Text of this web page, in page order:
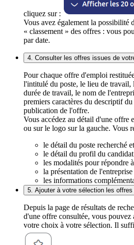
cliquez sur :
Vous avez également la possibilité
« classement » des offres : vous
par date.
4. Consulter les offres issues de
Pour chaque offre d'emploi
l'intitulé du poste, le lieu de travail,
durée de travail, le nom de
premiers caractères du descriptif
publication de l'offre.
Vous accédez au détail d'une offre
ou sur le logo sur la gauche. Vous
le détail du poste recherché
le détail du profil du
les modalités pour répondre
la présentation de
les informations
5. Ajouter à votre sélection les
Depuis la page de résultats de
d'une offre consultée, vous pouvez
votre choix à votre sélection. Il